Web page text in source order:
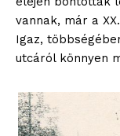
vannak, már a
Igaz,
utcáról könnyen